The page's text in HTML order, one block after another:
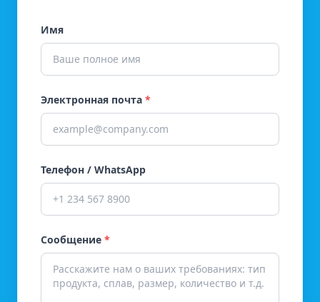
Имя
Электронная почта *
Телефон / WhatsApp
Сообщение *